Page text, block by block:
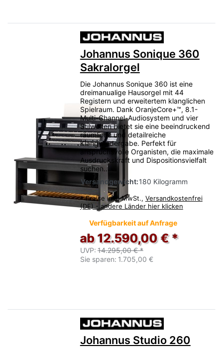
Johannus Sonique 360
Sakralorgel
Die Johannus Sonique 360 ist eine
dreimanualige Hausorgel mit 44
Registern und erweitertem klanglichen
Spielraum. Dank OranjeCore+™, 8.1-
Multi-Channel-Audiosystem und vier
Stilwelten bietet sie eine beeindruckend
räumliche und detailreiche
Klangwiedergabe. Perfekt für
anspruchsvolle Organisten, die maximale
Ausdruckskraft und Dispositionsvielfalt
suchen…
Versandgewicht:180 Kilogramm
* Preise inkl. MwSt., Versandkostenfrei
(DE) - andere Länder hier klicken
Verfügbarkeit auf Anfrage
ab 12.590,00 € *
UVP: 14.295,00 € *
Sie sparen: 1.705,00 €
Johannus Studio 260